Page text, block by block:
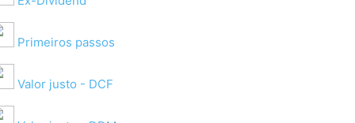
Primeiros passos
Valor justo - DCF